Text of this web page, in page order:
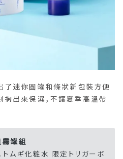
了迷你圓罐和條狀新包裝方便
掏出來保濕，不讓夏季高溫帶
罐組
ムギ化粧水 限定トリガーボ